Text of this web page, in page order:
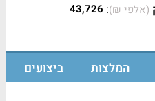
(אלפי ₪):
43,726
המלצות ביצועים